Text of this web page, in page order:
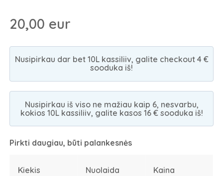
20,00 eur
Nusipirkau dar bet 10L kassiliiv, galite checkout 4 €
sooduka iš!
Nusipirkau iš viso ne mažiau kaip 6, nesvarbu,
kokios 10L kassiliiv, galite kasos 16 € sooduka iš!
Pirkti daugiau, būti palankesnės
Kiekis Nuolaida Kaina